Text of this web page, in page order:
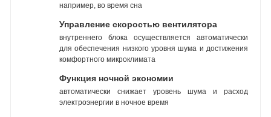
например, во время сна
Управление скоростью вентилятора
внутреннего блока осуществляется автоматически
для обеспечения низкого уровня шума и достижения
комфортного микроклимата
Функция ночной экономии
автоматически снижает уровень шума и расход
электроэнергии в ночное время